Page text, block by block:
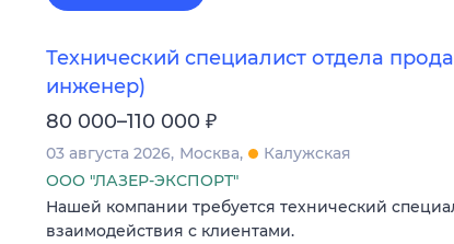
Технический специалист отдела
инженер)
80 000–110 000 ₽
03 августа 2026 Москва
Калужская
ООО "ЛАЗЕР-ЭКСПОРТ"
Нашей компании требуется технический
взаимодействия с клиентами.